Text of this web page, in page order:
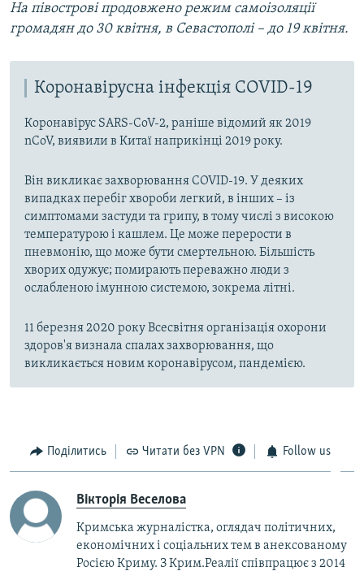
На півострові продовжено режим самоізоляції
громадян до 30 квітня, в Севастополі – до 19 квітня.
Коронавірусна інфекція COVID-19
Коронавірус SARS-CoV-2, раніше відомий як 2019
nCoV, виявили в Китаї наприкінці 2019 року.
Він викликає захворювання COVID-19. У деяких
випадках перебіг хвороби легкий, в інших – із
симптомами застуди та грипу, в тому числі з високою
температурою і кашлем. Це може перерости в
пневмонію, що може бути смертельною. Більшість
хворих одужує; помирають переважно люди з
ослабленою імунною системою, зокрема літні.
11 березня 2020 року Всесвітня організація охорони
здоров'я визнала спалах захворювання, що
викликається новим коронавірусом, пандемією.
Поділитись Читати без VPN Follow us
Вікторія Веселова
Кримська журналістка, оглядач політичних,
економічних і соціальних тем в анексованому
Росією Криму. З Крим.Реалії співпрацює з 2014